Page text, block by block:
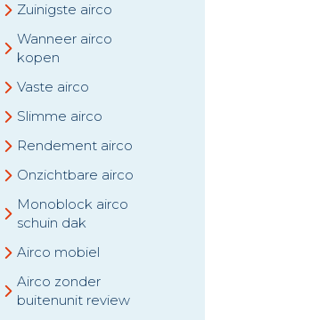
Zuinigste airco
Wanneer airco
kopen
Vaste airco
Slimme airco
Rendement airco
Onzichtbare airco
Monoblock airco
schuin dak
Airco mobiel
Airco zonder
buitenunit review